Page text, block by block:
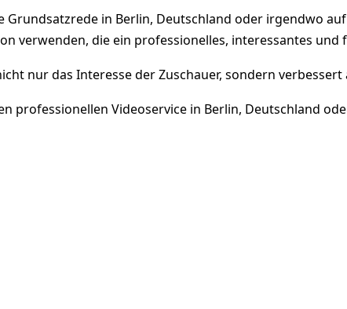
Grundsatzrede in Berlin, Deutschland oder irgendwo
verwenden, die ein professionelles, interessantes und
nur das Interesse der Zuschauer, sondern
professionellen Videoservice in Berlin, Deutschland